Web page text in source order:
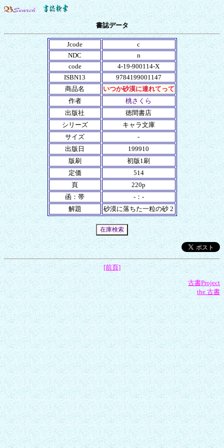
書誌データ
Jcode
c
NDC
n
code
4-19-900114-X
ISBN13
9784199001147
商品名
いつか砂漠に連れてって
作者
桃さくら
出版社
徳間書店
シリーズ
キャラ文庫
サイズ
-
出版日
199910
版刷
初版1刷
定価
514
頁
220p
函：帯
-：-
解題
砂漠に落ちた一粒の砂 2
[前頁]
古書Project
the 古書